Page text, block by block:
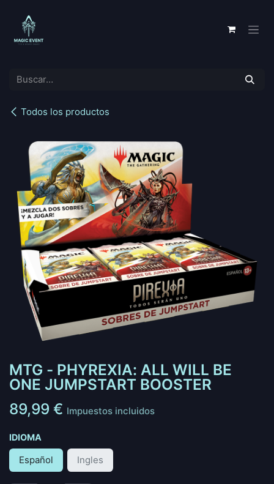
Todos los productos
MTG - PHYREXIA: ALL WILL BE
ONE JUMPSTART BOOSTER
89,99 € Impuestos incluidos
IDIOMA
Español Ingles